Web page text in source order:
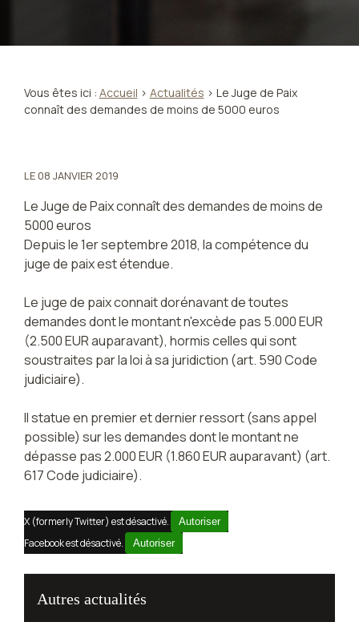
Vous êtes ici : Accueil > Actualités > Le Juge de Paix
connaît des demandes de moins de 5000 euros
LE 08 JANVIER 2019
Le Juge de Paix connaît des demandes de moins de
5000 euros
Depuis le 1er septembre 2018, la compétence du
juge de paix est étendue.
Le juge de paix connait dorénavant de toutes
demandes dont le montant n'excède pas 5.000 EUR
(2.500 EUR auparavant), hormis celles qui sont
soustraites par la loi à sa juridiction (art. 590 Code
judiciaire).
Il statue en premier et dernier ressort (sans appel
possible) sur les demandes dont le montant ne
dépasse pas 2.000 EUR (1.860 EUR auparavant) (art.
617 Code judiciaire).
X (formerly Twitter) est désactivé. Autoriser
Facebook est désactivé. Autoriser
Autres actualités